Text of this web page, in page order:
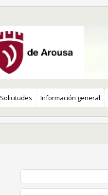
Solicitudes Información general